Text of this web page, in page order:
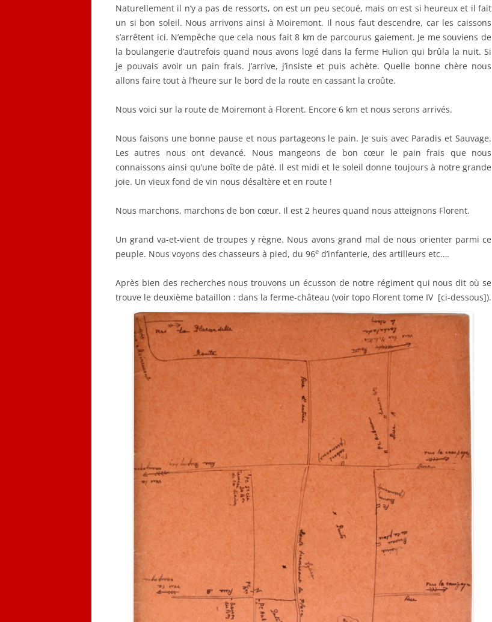
Naturellement il n’y a pas de ressorts, on est un peu secoué, mais on est si heureux et il fait
un si bon soleil. Nous arrivons ainsi à Moiremont. Il nous faut descendre, car les caissons
s’arrêtent ici. N’empêche que cela nous fait 8 km de parcourus gaiement. Je me souviens de
la boulangerie d’autrefois quand nous avons logé dans la ferme Hulion qui brûla la nuit. Si
je pouvais avoir un pain frais. J’arrive, j’insiste et puis achète. Quelle bonne chère nous
allons faire tout à l’heure sur le bord de la route en cassant la croûte.
Nous voici sur la route de Moiremont à Florent. Encore 6 km et nous serons arrivés.
Nous faisons une bonne pause et nous partageons le pain. Je suis avec Paradis et Sauvage.
Les autres nous ont devancé. Nous mangeons de bon cœur le pain frais que nous
connaissons ainsi qu’une boîte de pâté. Il est midi et le soleil donne toujours à notre grande
joie. Un vieux fond de vin nous désaltère et en route !
Nous marchons, marchons de bon cœur. Il est 2 heures quand nous atteignons Florent.
Un grand va-et-vient de troupes y règne. Nous avons grand mal de nous orienter parmi ce
peuple. Nous voyons des chasseurs à pied, du 96e d’infanterie, des artilleurs etc.…
Après bien des recherches nous trouvons un écusson de notre régiment qui nous dit où se
trouve le deuxième bataillon : dans la ferme-château (voir topo Florent tome IV [ci-dessous]).